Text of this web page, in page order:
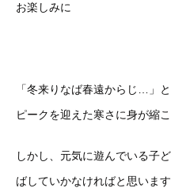
お楽しみに
「冬来りなば春遠からじ…」
ピークを迎えた寒さに身が縮
しかし、元気に遊んでいる子
ばしていかなければと思います